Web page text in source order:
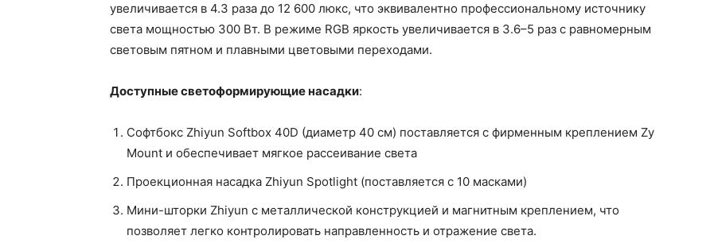
увеличивается в 4.3 раза до 12 600 люкс, что эквивалентно профессиональному источнику
света мощностью 300 Вт. В режиме RGB яркость увеличивается в 3.6–5 раз с равномерным
световым пятном и плавными цветовыми переходами.
Доступные светоформирующие насадки:
Софтбокс Zhiyun Softbox 40D (диаметр 40 см) поставляется с фирменным креплением Zy
Mount и обеспечивает мягкое рассеивание света
Проекционная насадка Zhiyun Spotlight (поставляется с 10 масками)
Мини-шторки Zhiyun с металлической конструкцией и магнитным креплением, что
позволяет легко контролировать направленность и отражение света.